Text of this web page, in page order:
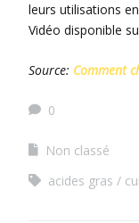
leurs utilisations
Vidéo disponible
Source: Comment
0
Non classé
acides gras